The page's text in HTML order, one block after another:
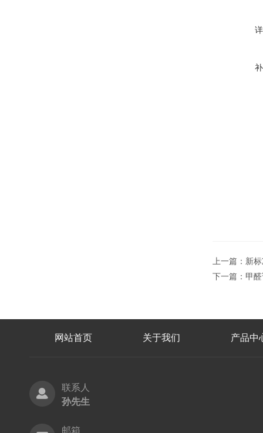
上一篇： 新
下一篇： 甲
网站首页 关于我们 产品中
联系人
孙先生
邮箱